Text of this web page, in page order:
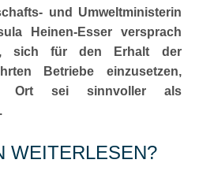
und Umweltministerin
Heinen-Esser versprach
sich für den Erhalt der
Betriebe einzusetzen,
Ort sei sinnvoller als
WEITERLESEN?